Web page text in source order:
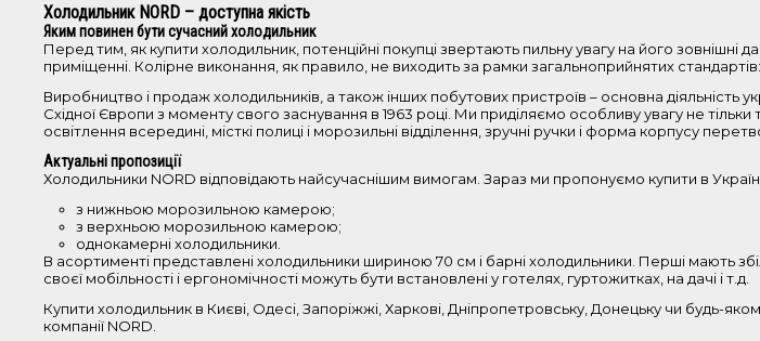
Холодильник NORD – доступна якість
Яким повинен бути сучасний холодильник
Перед тим, як купити холодильник, потенційні покупці звертають пильну увагу на його
приміщенні. Колірне виконання, як правило, не виходить за рамки загальноприйнятих стандартів:
Виробництво і продаж холодильників, а також інших побутових пристроїв – основна діяльність
Східної Європи з моменту свого заснування в 1963 році. Ми приділяємо особливу увагу не
освітлення всередині, місткі полиці і морозильні відділення, зручні ручки і форма корпусу
Актуальні пропозиції
Холодильники NORD відповідають найсучаснішим вимогам. Зараз ми пропонуємо купити в
з нижньою морозильною камерою;
з верхньою морозильною камерою;
однокамерні холодильники.
В асортименті представлені холодильники шириною 70 см і барні холодильники. Перші мають
своєї мобільності і ергономічності можуть бути встановлені у готелях, гуртожитках, на дачі і т.д.
Купити холодильник в Києві, Одесі, Запоріжжі, Харкові, Дніпропетровську, Донецьку чи будь-
компанії NORD.